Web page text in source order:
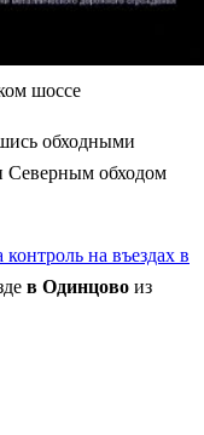
шоссе
обходными
Северным обходом
на въездах в
в Одинцово из